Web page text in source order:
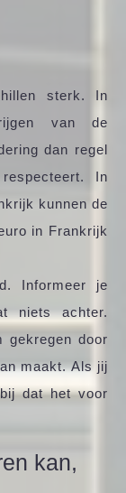
sterk. In
van de
dan regel
In
kunnen de
in Frankrijk
Informeer je
niets achter.
gekregen door
maakt. Als jij
dat het voor
kan,